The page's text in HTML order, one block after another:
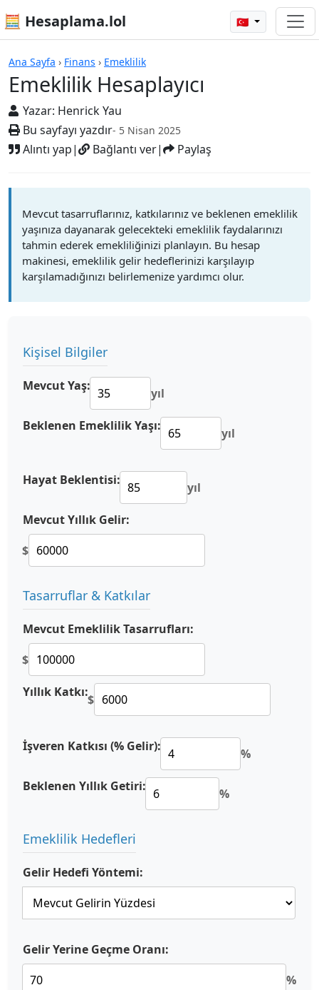
🧮 Hesaplama.lol 🇹🇷
Ana Sayfa › Finans › Emeklilik
Emeklilik Hesaplayıcı
Yazar: Henrick Yau
Bu sayfayı yazdır- 5 Nisan 2025
Alıntı yap| Bağlantı ver| Paylaş
Hesap Makineleri
Mevcut tasarruflarınız, katkılarınız ve beklenen emeklilik
yaşınıza dayanarak gelecekteki emeklilik faydalarınızı
tahmin ederek emekliliğinizi planlayın. Bu hesap
makinesi, emeklilik gelir hedeflerinizi karşılayıp
karşılamadığınızı belirlemenize yardımcı olur.
Kişisel Bilgiler
Mevcut Yaş: yıl
Beklenen Emeklilik Yaşı: yıl
Hayat Beklentisi: yıl
Mevcut Yıllık Gelir:
$
Tasarruflar & Katkılar
Mevcut Emeklilik Tasarrufları:
$
Yıllık Katkı:$
İşveren Katkısı (% Gelir): %
Beklenen Yıllık Getiri: %
Emeklilik Hedefleri
Gelir Hedefi Yöntemi:
Gelir Yerine Geçme Oranı:
%